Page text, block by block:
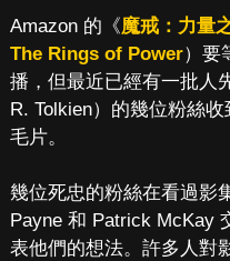
Amazon 的《魔戒：力量
The Rings of Power）要
播，但最近已經有一批人
R. Tolkien）的幾位粉絲
毛片。
幾位死忠的粉絲在看過影
Payne 和 Patrick McKay
表他們的想法。許多人對